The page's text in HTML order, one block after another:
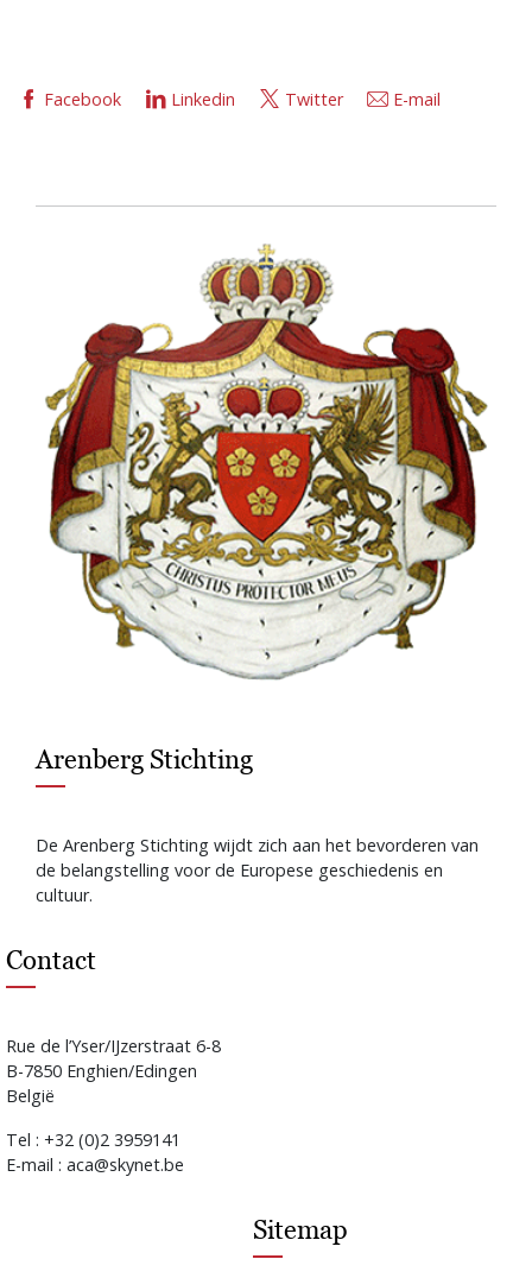
Facebook Linkedin Twitter E-mail
Arenberg Stichting
De Arenberg Stichting wijdt zich aan het bevorderen van
de belangstelling voor de Europese geschiedenis en
cultuur.
Contact
Rue de l’Yser/IJzerstraat 6-8
B-7850 Enghien/Edingen
België
Tel : +32 (0)2 3959141
E-mail : aca@skynet.be
Sitemap